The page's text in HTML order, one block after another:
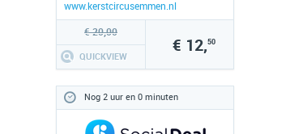
www.kerstcircusemmen.nl
€ 20,00
QUICKVIEW
€ 12,50
Nog 2 uur en 0 minuten